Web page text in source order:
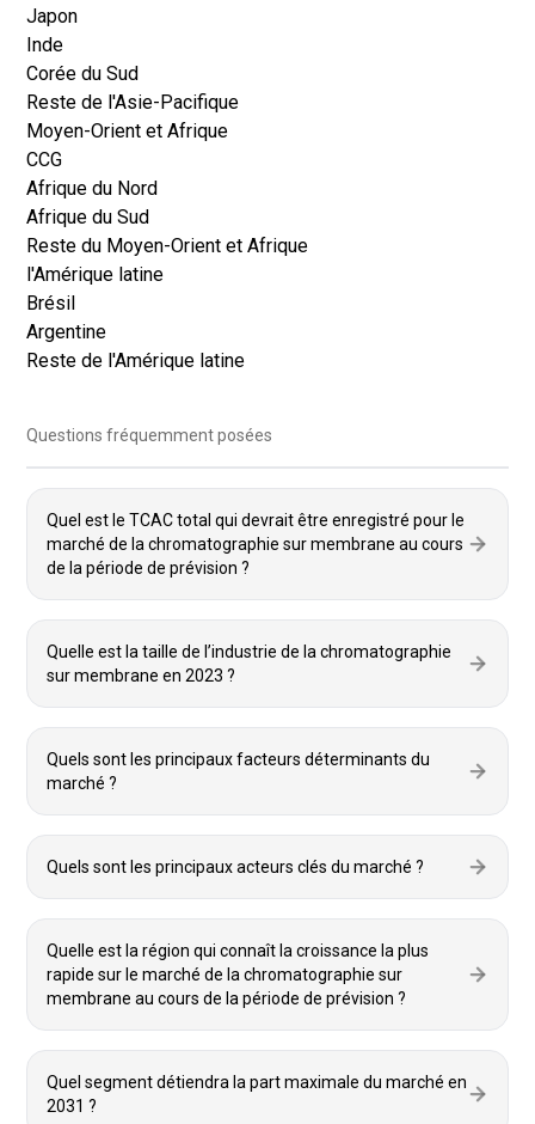
Japon
Inde
Corée du Sud
Reste de l'Asie-Pacifique
Moyen-Orient et Afrique
CCG
Afrique du Nord
Afrique du Sud
Reste du Moyen-Orient et Afrique
l'Amérique latine
Brésil
Argentine
Reste de l'Amérique latine
Questions fréquemment posées
Quel est le TCAC total qui devrait être enregistré pour le
marché de la chromatographie sur membrane au cours
de la période de prévision ?
Quelle est la taille de l’industrie de la chromatographie
sur membrane en 2023 ?
Quels sont les principaux facteurs déterminants du
marché ?
Quels sont les principaux acteurs clés du marché ?
Quelle est la région qui connaît la croissance la plus
rapide sur le marché de la chromatographie sur
membrane au cours de la période de prévision ?
Quel segment détiendra la part maximale du marché en
2031 ?